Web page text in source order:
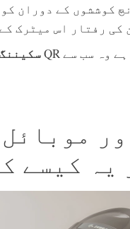
کوششوں کے دوران
کی رفتار اس میٹرک
یہ کیسے